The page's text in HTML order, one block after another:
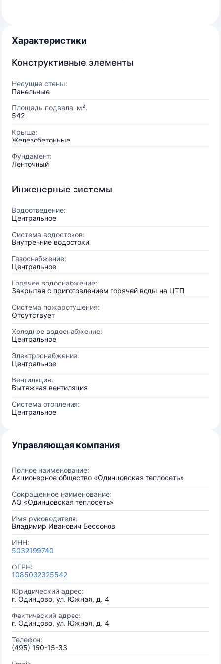
Характеристики
Конструктивные элементы
Несущие стены:
Панельные
Площадь подвала, м²:
542
Крыша:
Железобетонные
Фундамент:
Ленточный
Инженерные системы
Водоотведение:
Центральное
Система водостоков:
Внутренние водостоки
Газоснабжение:
Центральное
Горячее водоснабжение:
Закрытая с приготовлением горячей воды на ЦТП
Система пожаротушения:
Отсутствует
Холодное водоснабжение:
Центральное
Электроснабжение:
Центральное
Вентиляция:
Вытяжная вентиляция
Система отопления:
Центральное
Управляющая компания
Полное наименование:
Акционерное общество «Одинцовская теплосеть»
Сокращенное наименование:
АО «Одинцовская теплосеть»
Имя руководителя:
Владимир Иванович Бессонов
ИНН:
5032199740
ОГРН:
1085032325542
Юридический адрес:
г. Одинцово, ул. Южная, д. 4
Фактический адрес:
г. Одинцово, ул. Южная, д. 4
Телефон:
(495) 150-15-33